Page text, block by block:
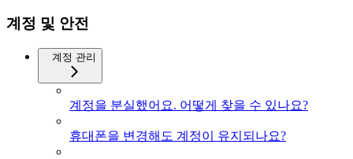
계정 및 안전
계정 관리
계정을 분실했어요. 어떻게 찾을 수 있나요?
휴대폰을 변경해도 계정이 유지되나요?